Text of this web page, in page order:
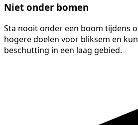
Niet onder bomen
Sta nooit onder een boom tijdens
hogere doelen voor bliksem en
beschutting in een laag gebied.